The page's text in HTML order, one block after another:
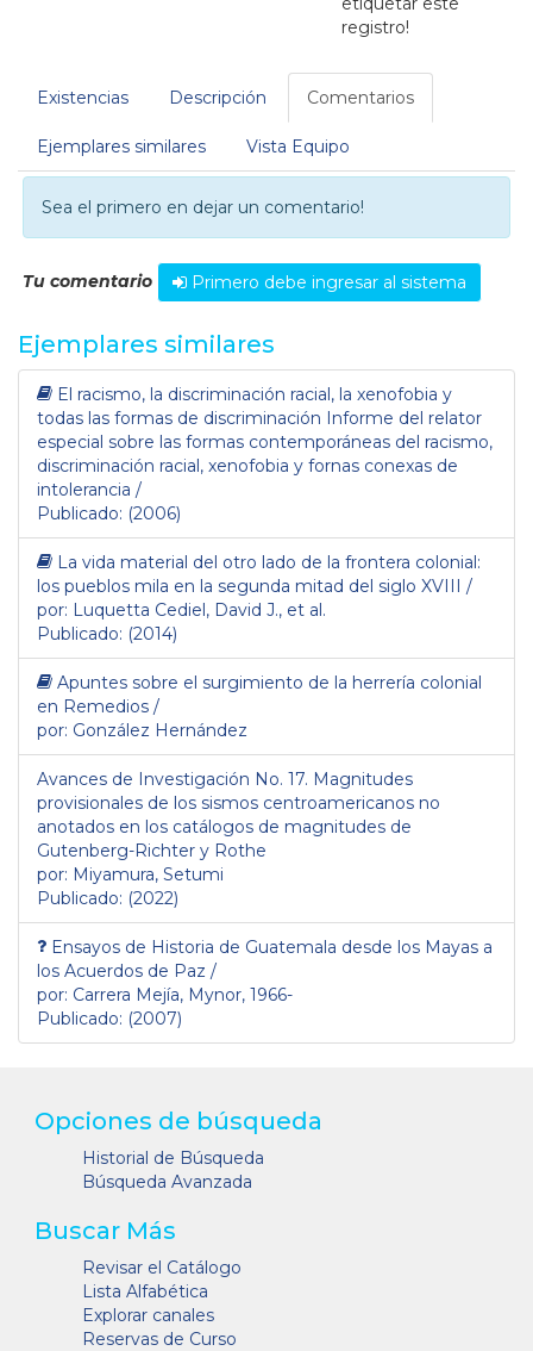
registro!
Existencias Descripción Comentarios
Ejemplares similares Vista Equipo
Sea el primero en dejar un comentario!
Tu comentario Primero debe ingresar al sistema
Ejemplares similares
El racismo, la discriminación racial, la xenofobia y
todas las formas de discriminación Informe del relator
especial sobre las formas contemporáneas del racismo,
discriminación racial, xenofobia y fornas conexas de
intolerancia /
Publicado: (2006)
La vida material del otro lado de la frontera colonial:
los pueblos mila en la segunda mitad del siglo XVIII /
por: Luquetta Cediel, David J., et al.
Publicado: (2014)
Apuntes sobre el surgimiento de la herrería colonial
en Remedios /
por: González Hernández
Avances de Investigación No. 17. Magnitudes
provisionales de los sismos centroamericanos no
anotados en los catálogos de magnitudes de
Gutenberg-Richter y Rothe
por: Miyamura, Setumi
Publicado: (2022)
Ensayos de Historia de Guatemala desde los Mayas a
los Acuerdos de Paz /
por: Carrera Mejía, Mynor, 1966-
Publicado: (2007)
Opciones de búsqueda
Historial de Búsqueda
Búsqueda Avanzada
Buscar Más
Revisar el Catálogo
Lista Alfabética
Explorar canales
Reservas de Curso